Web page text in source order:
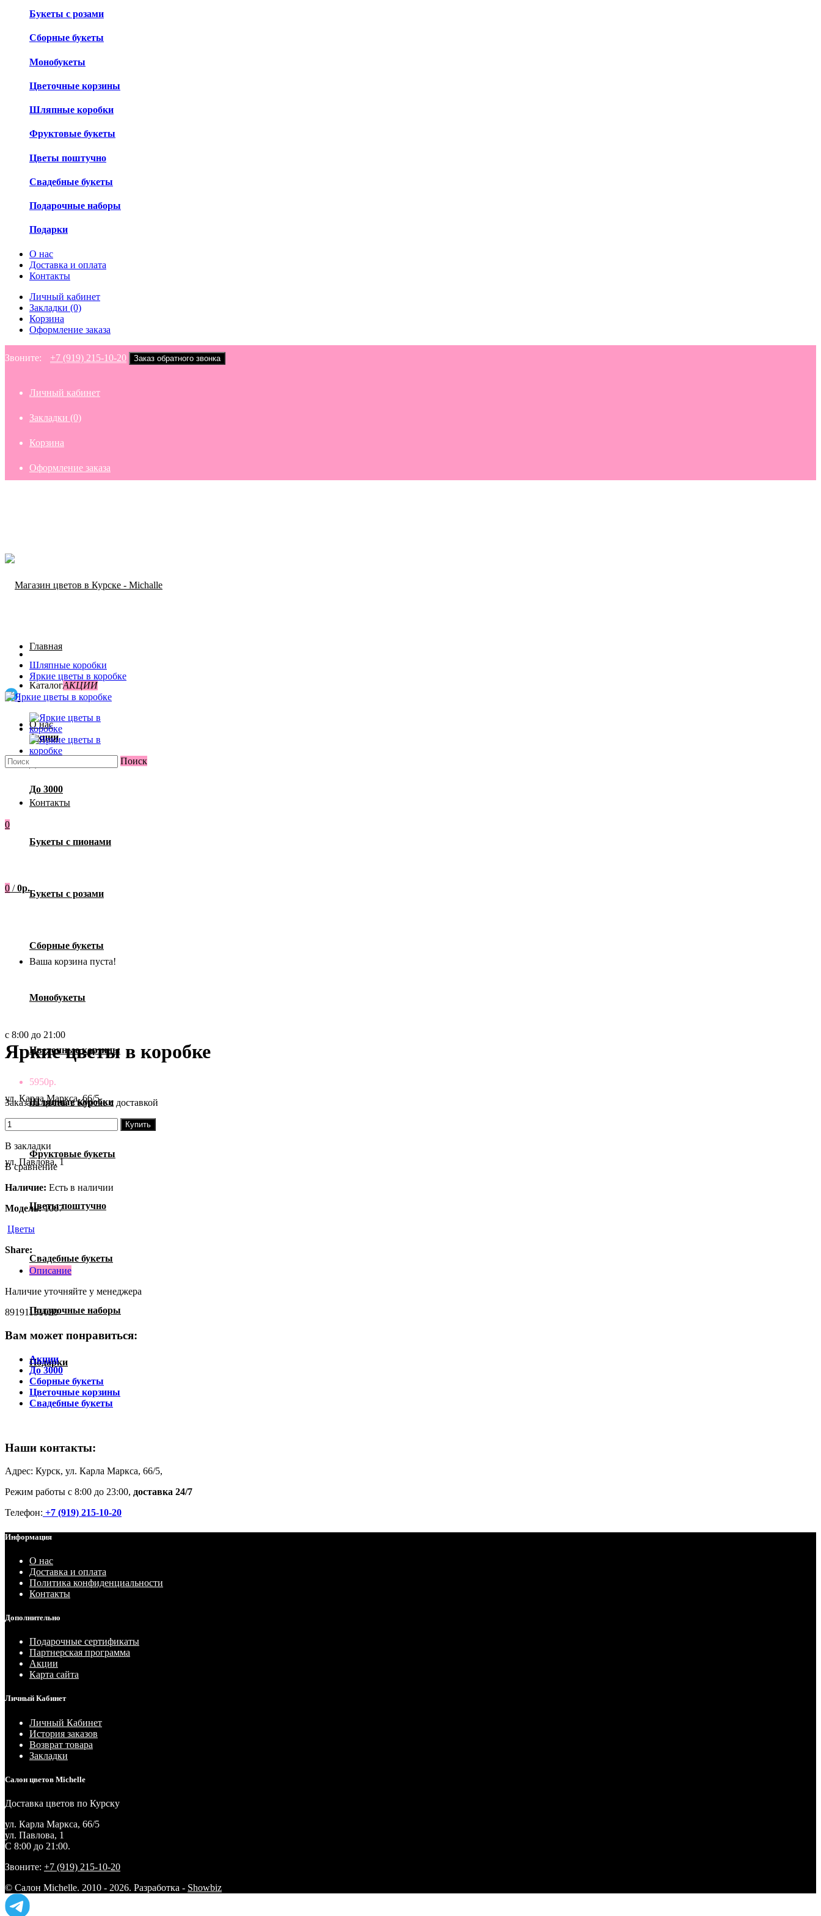
Букеты с розами
Сборные букеты
Монобукеты
Цветочные корзины
Шляпные коробки
Фруктовые букеты
Цветы поштучно
Свадебные букеты
Подарочные наборы
Подарки
О нас
Доставка и оплата
Контакты
Личный кабинет
Закладки (0)
Корзина
Оформление заказа
Звоните: +7 (919) 215-10-20 Заказ обратного звонка
Личный кабинет
Закладки (0)
Корзина
Оформление заказа
Главная
КаталогАКЦИИ
Акции
До 3000
Букеты с пионами
Букеты с розами
Сборные букеты
Монобукеты
Цветочные корзины
Шляпные коробки
Фруктовые букеты
Цветы поштучно
Свадебные букеты
Подарочные наборы
Подарки
О нас
Контакты
Поиск
0
0 / 0р.
Ваша корзина пуста!
с 8:00 до 21:00
ул. Карла Маркса, 66/5
ул. Павлова, 1
Шляпные коробки
Яркие цветы в коробке
Яркие цветы в коробке
5950р.
Заказать цветы в Курске с доставкой
Купить
В закладки
В сравнение
Наличие: Есть в наличии
Модель:1007
Цветы
Share:
Описание
Наличие уточняйте у менеджера
89191151020
Вам может понравиться:
Акции
До 3000
Сборные букеты
Цветочные корзины
Свадебные букеты
Наши контакты:
Адрес: Курск, ул. Карла Маркса, 66/5,
Режим работы с 8:00 до 23:00, доставка 24/7
Телефон: +7 (919) 215-10-20
Информация
О нас
Доставка и оплата
Политика конфиденциальности
Контакты
Дополнительно
Подарочные сертификаты
Партнерская программа
Акции
Карта сайта
Личный Кабинет
Личный Кабинет
История заказов
Возврат товара
Закладки
Салон цветов Michelle
Доставка цветов по Курску
ул. Карла Маркса, 66/5
ул. Павлова, 1
С 8:00 до 21:00.
Звоните: +7 (919) 215-10-20
© Салон Michelle. 2010 - 2026. Разработка - Showbiz